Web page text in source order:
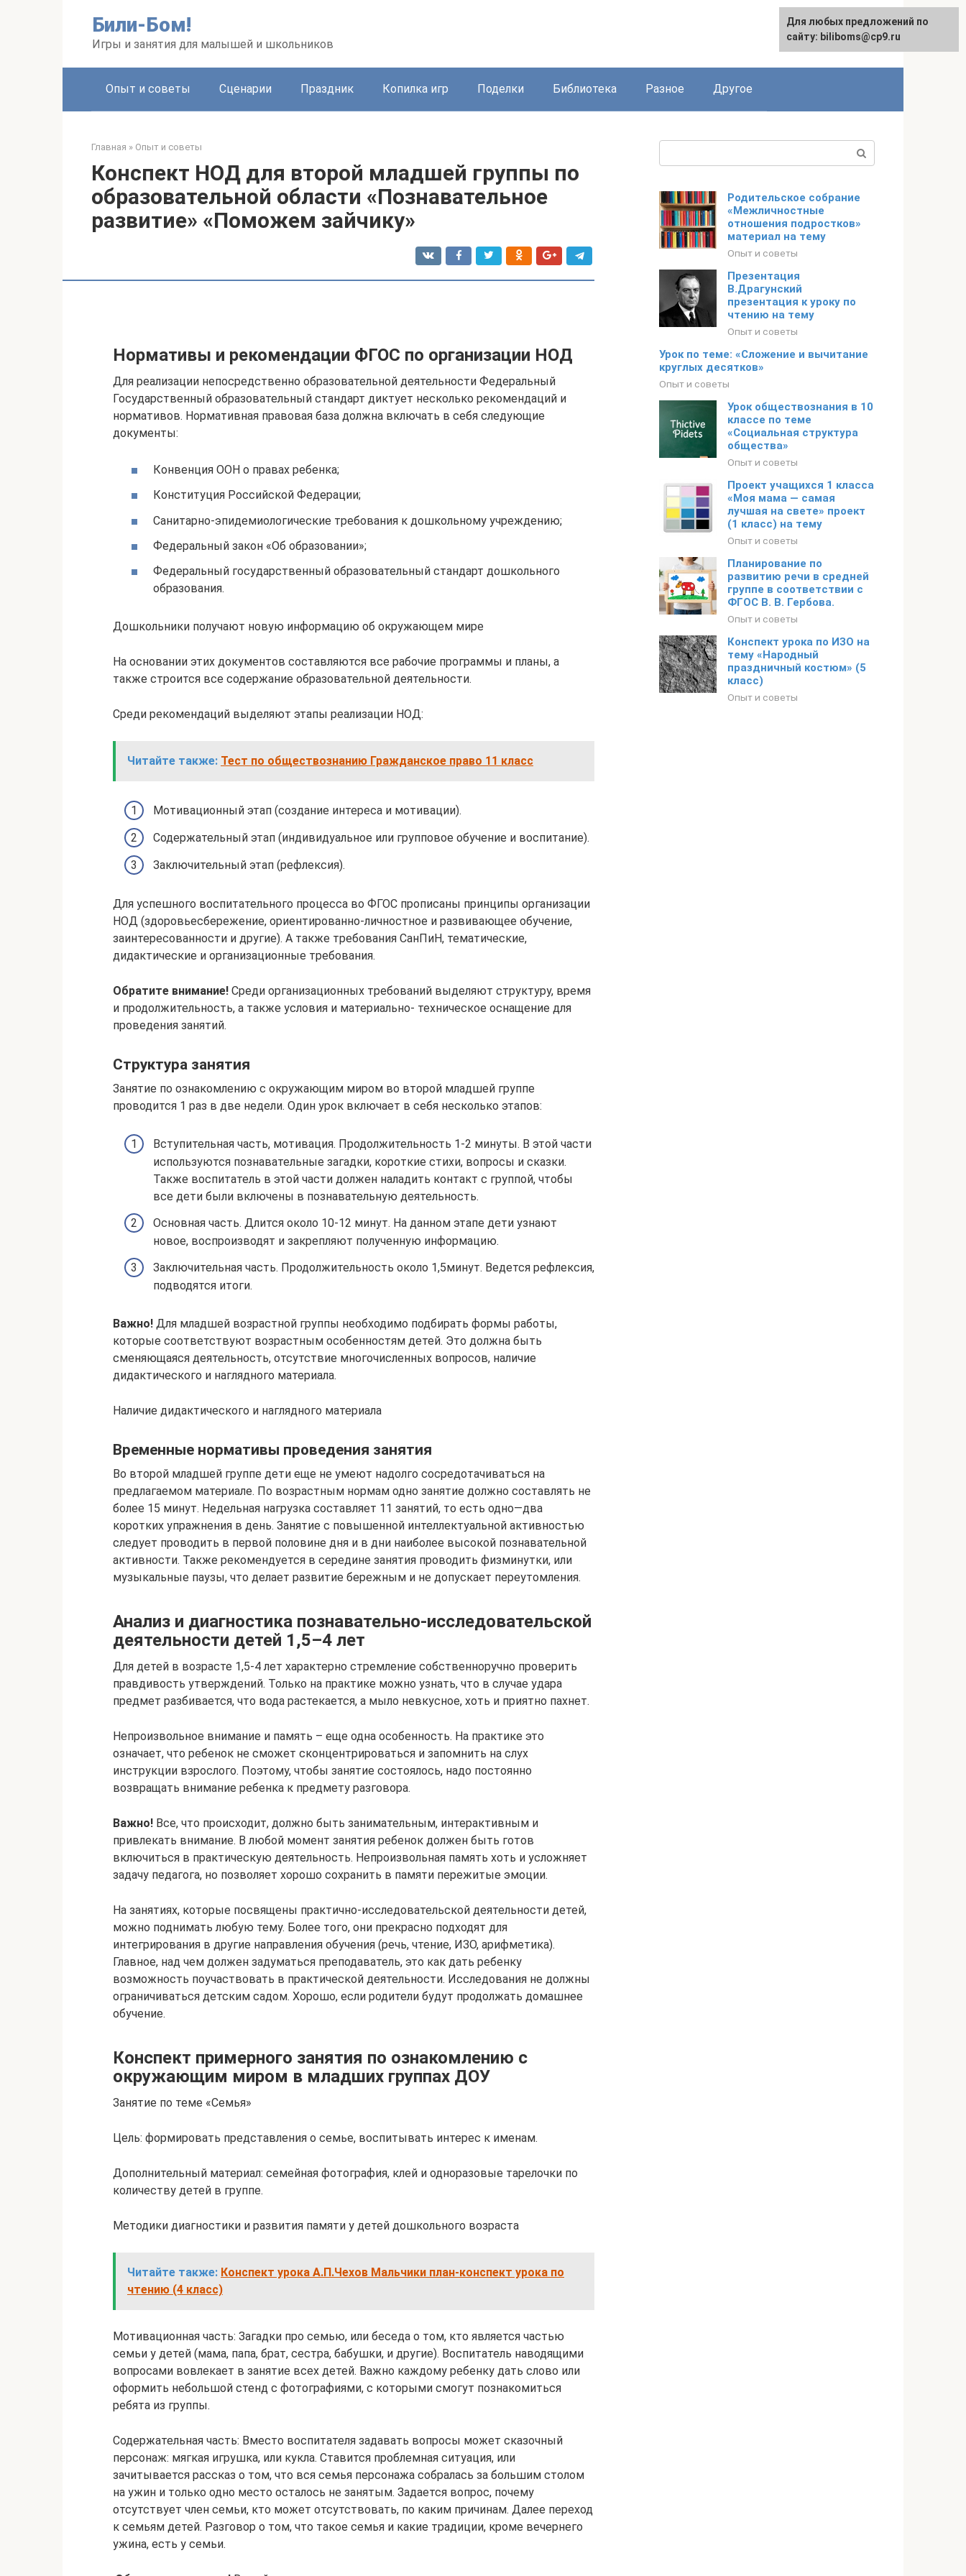
Били-Бом!
Игры и занятия для малышей и школьников
Опыт и советы Сценарии Праздник Копилка игр Поделки Библиотека Разное Другое
Главная » Опыт и советы
Конспект НОД для второй младшей группы по
образовательной области «Познавательное
развитие» «Поможем зайчику»
Нормативы и рекомендации ФГОС по организации НОД
Для реализации непосредственно образовательной деятельности Федеральный
Государственный образовательный стандарт диктует несколько рекомендаций и
нормативов. Нормативная правовая база должна включать в себя следующие
документы:
Конвенция ООН о правах ребенка;
Конституция Российской Федерации;
Санитарно-эпидемиологические требования к дошкольному учреждению;
Федеральный закон «Об образовании»;
Федеральный государственный образовательный стандарт дошкольного
образования.
Дошкольники получают новую информацию об окружающем мире
На основании этих документов составляются все рабочие программы и планы, а
также строится все содержание образовательной деятельности.
Среди рекомендаций выделяют этапы реализации НОД:
Читайте также: Тест по обществознанию Гражданское право 11 класс
Мотивационный этап (создание интереса и мотивации).
Содержательный этап (индивидуальное или групповое обучение и воспитание).
Заключительный этап (рефлексия).
Для успешного воспитательного процесса во ФГОС прописаны принципы организации
НОД (здоровьесбережение, ориентированно-личностное и развивающее обучение,
заинтересованности и другие). А также требования СанПиН, тематические,
дидактические и организационные требования.
Обратите внимание! Среди организационных требований выделяют структуру, время
и продолжительность, а также условия и материально- техническое оснащение для
проведения занятий.
Структура занятия
Занятие по ознакомлению с окружающим миром во второй младшей группе
проводится 1 раз в две недели. Один урок включает в себя несколько этапов:
Вступительная часть, мотивация. Продолжительность 1-2 минуты. В этой части
используются познавательные загадки, короткие стихи, вопросы и сказки.
Также воспитатель в этой части должен наладить контакт с группой, чтобы
все дети были включены в познавательную деятельность.
Основная часть. Длится около 10-12 минут. На данном этапе дети узнают
новое, воспроизводят и закрепляют полученную информацию.
Заключительная часть. Продолжительность около 1,5минут. Ведется рефлексия,
подводятся итоги.
Важно! Для младшей возрастной группы необходимо подбирать формы работы,
которые соответствуют возрастным особенностям детей. Это должна быть
сменяющаяся деятельность, отсутствие многочисленных вопросов, наличие
дидактического и наглядного материала.
Наличие дидактического и наглядного материала
Временные нормативы проведения занятия
Во второй младшей группе дети еще не умеют надолго сосредотачиваться на
предлагаемом материале. По возрастным нормам одно занятие должно составлять не
более 15 минут. Недельная нагрузка составляет 11 занятий, то есть одно—два
коротких упражнения в день. Занятие с повышенной интеллектуальной активностью
следует проводить в первой половине дня и в дни наиболее высокой познавательной
активности. Также рекомендуется в середине занятия проводить физминутки, или
музыкальные паузы, что делает развитие бережным и не допускает переутомления.
Анализ и диагностика познавательно-исследовательской
деятельности детей 1,5–4 лет
Для детей в возрасте 1,5-4 лет характерно стремление собственноручно проверить
правдивость утверждений. Только на практике можно узнать, что в случае удара
предмет разбивается, что вода растекается, а мыло невкусное, хоть и приятно пахнет.
Непроизвольное внимание и память – еще одна особенность. На практике это
означает, что ребенок не сможет сконцентрироваться и запомнить на слух
инструкции взрослого. Поэтому, чтобы занятие состоялось, надо постоянно
возвращать внимание ребенка к предмету разговора.
Важно! Все, что происходит, должно быть занимательным, интерактивным и
привлекать внимание. В любой момент занятия ребенок должен быть готов
включиться в практическую деятельность. Непроизвольная память хоть и усложняет
задачу педагога, но позволяет хорошо сохранить в памяти пережитые эмоции.
На занятиях, которые посвящены практично-исследовательской деятельности детей,
можно поднимать любую тему. Более того, они прекрасно подходят для
интегрирования в другие направления обучения (речь, чтение, ИЗО, арифметика).
Главное, над чем должен задуматься преподаватель, это как дать ребенку
возможность поучаствовать в практической деятельности. Исследования не должны
ограничиваться детским садом. Хорошо, если родители будут продолжать домашнее
обучение.
Конспект примерного занятия по ознакомлению с
окружающим миром в младших группах ДОУ
Занятие по теме «Семья»
Цель: формировать представления о семье, воспитывать интерес к именам.
Дополнительный материал: семейная фотография, клей и одноразовые тарелочки по
количеству детей в группе.
Методики диагностики и развития памяти у детей дошкольного возраста
Читайте также: Конспект урока А.П.Чехов Мальчики план-конспект урока по
чтению (4 класс)
Мотивационная часть: Загадки про семью, или беседа о том, кто является частью
семьи у детей (мама, папа, брат, сестра, бабушки, и другие). Воспитатель наводящими
вопросами вовлекает в занятие всех детей. Важно каждому ребенку дать слово или
оформить небольшой стенд с фотографиями, с которыми смогут познакомиться
ребята из группы.
Содержательная часть: Вместо воспитателя задавать вопросы может сказочный
персонаж: мягкая игрушка, или кукла. Ставится проблемная ситуация, или
зачитывается рассказ о том, что вся семья персонажа собралась за большим столом
на ужин и только одно место осталось не занятым. Задается вопрос, почему
отсутствует член семьи, кто может отсутствовать, по каким причинам. Далее переход
к семьям детей. Разговор о том, что такое семья и какие традиции, кроме вечернего
ужина, есть у семьи.
Родительское собрание
«Межличностные
отношения подростков»
материал на тему
Опыт и советы
Презентация
В.Драгунский
презентация к уроку по
чтению на тему
Опыт и советы
Урок по теме: «Сложение и вычитание
круглых десятков»
Опыт и советы
Урок обществознания в 10
классе по теме
«Социальная структура
общества»
Опыт и советы
Проект учащихся 1 класса
«Моя мама — самая
лучшая на свете» проект
(1 класс) на тему
Опыт и советы
Планирование по
развитию речи в средней
группе в соответствии с
ФГОС В. В. Гербова.
Опыт и советы
Конспект урока по ИЗО на
тему «Народный
праздничный костюм» (5
класс)
Опыт и советы
Для любых предложений по
сайту: biliboms@cp9.ru